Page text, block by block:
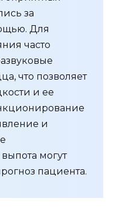
за
Для
часто
что позволяет
и ее
и
могут
пациента.